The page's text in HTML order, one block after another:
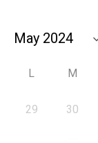
L M
29 30